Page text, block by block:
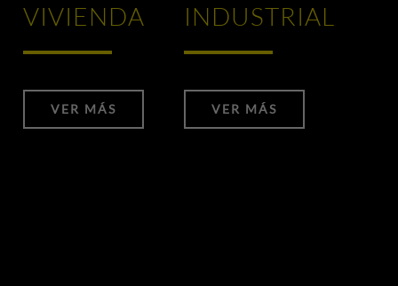
VIVIENDA
VER MÁS
INDUSTRIAL
VER MÁS